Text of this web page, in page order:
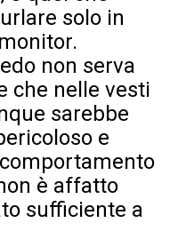
solo in
non serva
che nelle vesti
sarebbe
e
è affatto
sufficiente a